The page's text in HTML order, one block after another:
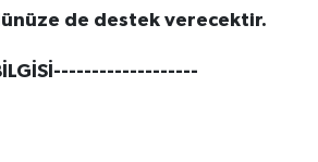
de destek verecektir.